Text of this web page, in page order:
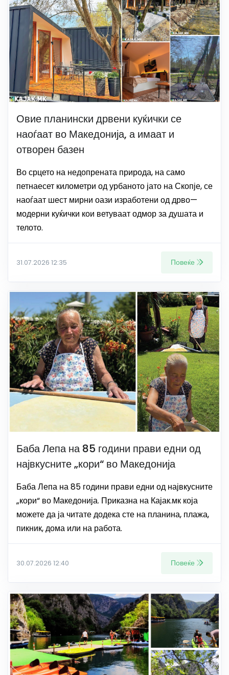
Овие планински дрвени куќички се
наоѓаат во Македонија, а имаат и
отворен базен
Во срцето на недопрената природа, на само
петнаесет километри од урбаното јато на Скопје, се
наоѓаат шест мирни оази изработени од дрво—
модерни куќички кои ветуваат одмор за душата и
телото.
31.07.2026 12:35 Повеќе
Баба Лепа на 85 години прави едни од
највкусните „кори“ во Македонија
Баба Лепа на 85 години прави едни од највкусните
„кори“ во Македонија. Приказна на Кајак.мк која
можете да ја читате додека сте на планина, плажа,
пикник, дома или на работа.
30.07.2026 12:40 Повеќе